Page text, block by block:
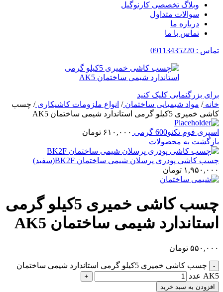
وبلاگ تخصصی کارنوگیل
سوالات متداول
درباره ما
تماس با ما
تماس : 09113435220
برای بزرگنمایی کلیک کنید
خانه/ مواد شیمیایی ساختمان/ انواع ملزومات کاشیکاری/ چسب
کاشی خمیری 5کیلو گرمی استاندارد شیمی ساختمان AK5
اسپری فوم تکنو600 گرمی ۶۱۰,۰۰۰ تومان
بازگشت به محصولات
چسب کاشی پودری پرسلان شیمی ساختمان BK2F(سفید)
۱,۹۵۰,۰۰۰ تومان
چسب کاشی خمیری 5کیلو گرمی
استاندارد شیمی ساختمان AK5
۵۵۰,۰۰۰ تومان
-
چسب کاشی خمیری 5کیلو گرمی استاندارد شیمی ساختمان
AK5 عدد
+
افزودن به سبد خرید